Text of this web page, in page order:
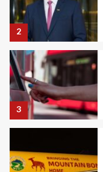
2
3